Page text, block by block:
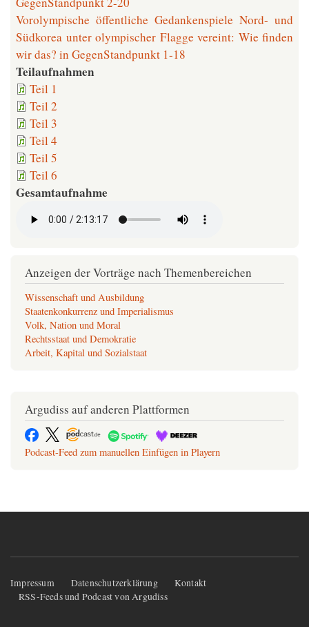
Vorolympische öffentliche Gedankenspiele Nord- und
Südkorea unter olympischer Flagge vereint: Wie finden
wir das? in GegenStandpunkt 1-18
Teilaufnahmen
Teil 1
Teil 2
Teil 3
Teil 4
Teil 5
Teil 6
Gesamtaufnahme
Anzeigen der Vorträge nach Themenbereichen
Wissenschaft und Ausbildung
Staatenkonkurrenz und Imperialismus
Volk, Nation und Moral
Rechtsstaat und Demokratie
Arbeit, Kapital und Sozialstaat
Argudiss auf anderen Plattformen
Podcast-Feed zum manuellen Einfügen in Playern
Fußzeilenmenü
Impressum Datenschutzerklärung
Kontakt
RSS-Feeds und Podcast von Argudiss